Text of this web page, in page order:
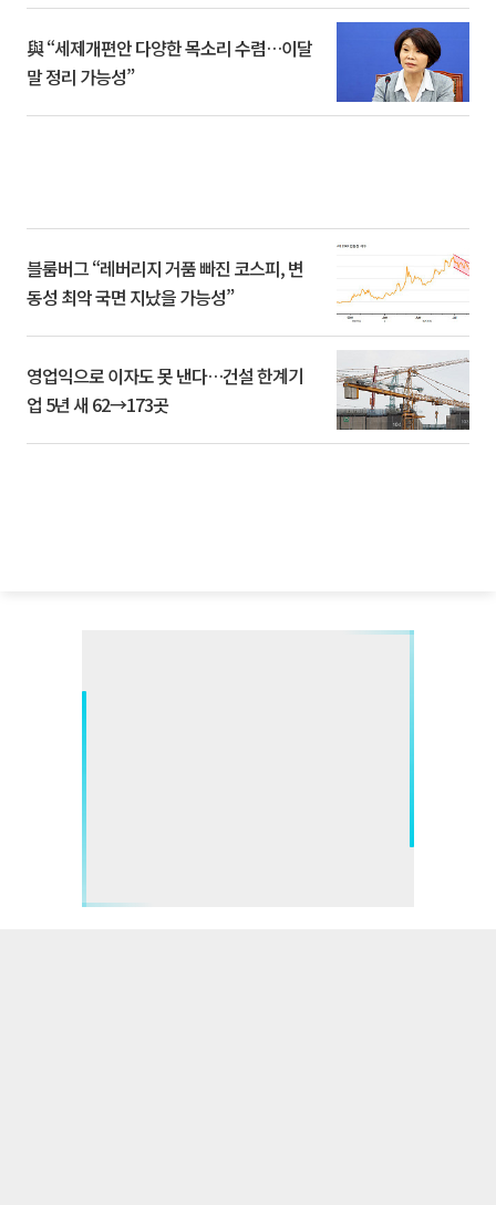
與 “세제개편안 다양한 목소리 수렴…이달
말 정리 가능성”
블룸버그 “레버리지 거품 빠진 코스피, 변
동성 최악 국면 지났을 가능성”
영업익으로 이자도 못 낸다…건설 한계기
업 5년 새 62→173곳